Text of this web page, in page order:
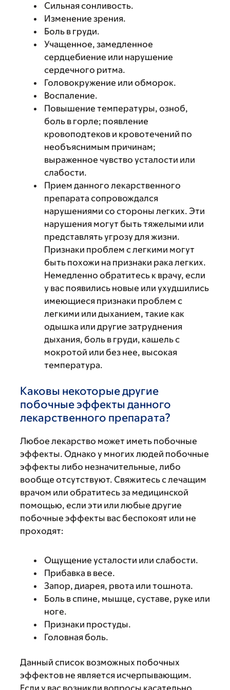
Сильная сонливость.
Изменение зрения.
Боль в груди.
Учащенное, замедленное
сердцебиение или нарушение
сердечного ритма.
Головокружение или обморок.
Воспаление.
Повышение температуры, озноб,
боль в горле; появление
кровоподтеков и кровотечений по
необъяснимым причинам;
выраженное чувство усталости или
слабости.
Прием данного лекарственного
препарата сопровождался
нарушениями со стороны легких. Эти
нарушения могут быть тяжелыми или
представлять угрозу для жизни.
Признаки проблем с легкими могут
быть похожи на признаки рака легких.
Немедленно обратитесь к врачу, если
у вас появились новые или ухудшились
имеющиеся признаки проблем с
легкими или дыханием, такие как
одышка или другие затруднения
дыхания, боль в груди, кашель с
мокротой или без нее, высокая
температура.
Каковы некоторые другие
побочные эффекты данного
лекарственного препарата?
Любое лекарство может иметь побочные
эффекты. Однако у многих людей побочные
эффекты либо незначительные, либо
вообще отсутствуют. Свяжитесь с лечащим
врачом или обратитесь за медицинской
помощью, если эти или любые другие
побочные эффекты вас беспокоят или не
проходят:
Ощущение усталости или слабости.
Прибавка в весе.
Запор, диарея, рвота или тошнота.
Боль в спине, мышце, суставе, руке или
ноге.
Признаки простуды.
Головная боль.
Данный список возможных побочных
эффектов не является исчерпывающим.
Если у вас возникли вопросы касательно